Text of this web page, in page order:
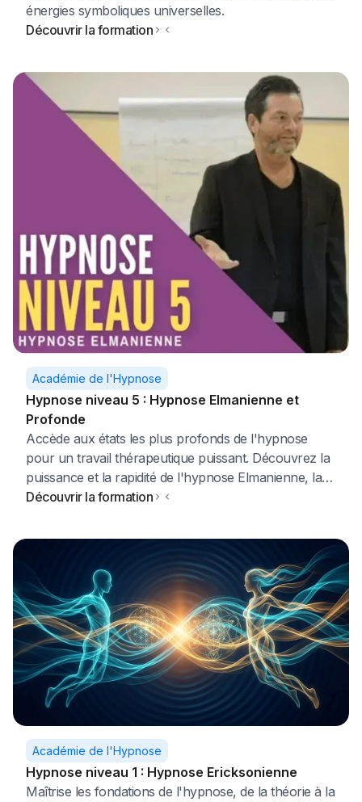
énergies symboliques universelles.
Découvrir la formation
Académie de l'Hypnose
Hypnose niveau 5 : Hypnose Elmanienne et
Profonde
Accède aux états les plus profonds de l'hypnose
pour un travail thérapeutique puissant. Découvrez la
puissance et la rapidité de l'hypnose Elmanienne, la
méthode directe développée par le légendaire Dave
focalise sur le contournement du facteur critique
pour atteindre un état de transe profonde en
quelques minutes.
Découvrir la formation
Académie de l'Hypnose
Hypnose niveau 1 : Hypnose Ericksonienne
Maîtrise les fondations de l'hypnose, de la théorie à la